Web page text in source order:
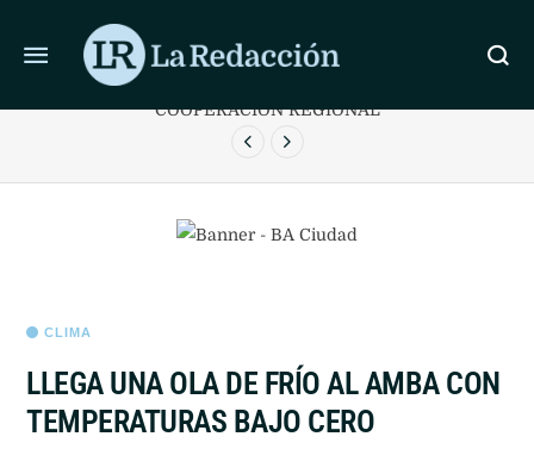
ÚLTIMAS NOTICIAS
SANTIAGO Y CARACAS REABREN LA ATENCIÓN
CONSULAR PARA ENCAUZAR TRÁMITES Y
COOPERACIÓN REGIONAL
CLIMA
LLEGA UNA OLA DE FRÍO AL AMBA CON
TEMPERATURAS BAJO CERO